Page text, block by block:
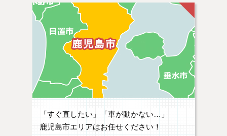
「すぐ直したい」「車が動かない…」
鹿児島市エリアはお任せください！